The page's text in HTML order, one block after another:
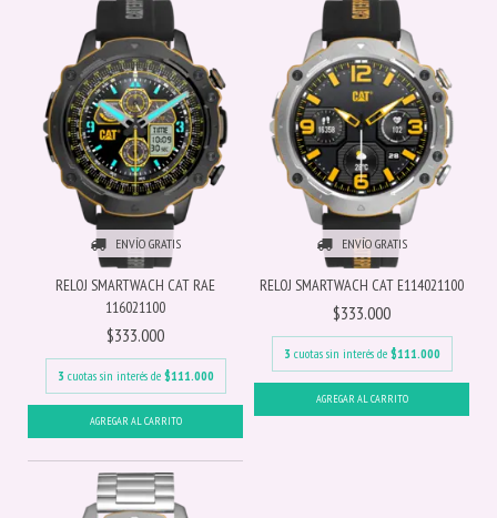
ENVÍO GRATIS
RELOJ SMARTWACH CAT RAE
116021100
$333.000
3 cuotas sin interés de $111.000
ENVÍO GRATIS
RELOJ SMARTWACH CAT E114021100
$333.000
3 cuotas sin interés de $111.000